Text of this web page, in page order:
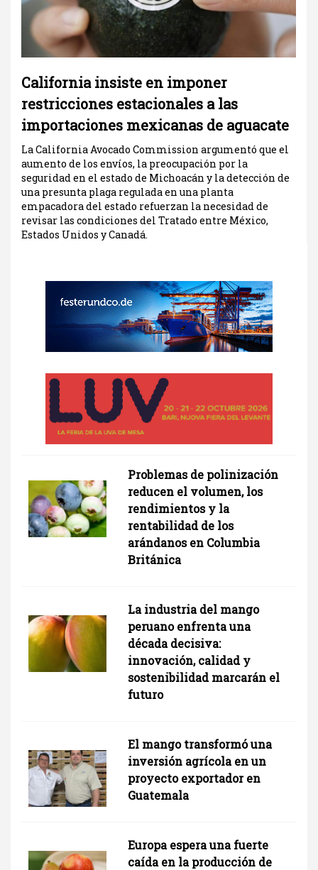
California insiste en imponer
restricciones estacionales a las
importaciones mexicanas de aguacate
La California Avocado Commission argumentó que el
aumento de los envíos, la preocupación por la
seguridad en el estado de Michoacán y la detección de
una presunta plaga regulada en una planta
empacadora del estado refuerzan la necesidad de
revisar las condiciones del Tratado entre México,
Estados Unidos y Canadá.
Problemas de polinización
reducen el volumen, los
rendimientos y la
rentabilidad de los
arándanos en Columbia
Británica
La industria del mango
peruano enfrenta una
década decisiva:
innovación, calidad y
sostenibilidad marcarán el
futuro
El mango transformó una
inversión agrícola en un
proyecto exportador en
Guatemala
Europa espera una fuerte
caída en la producción de